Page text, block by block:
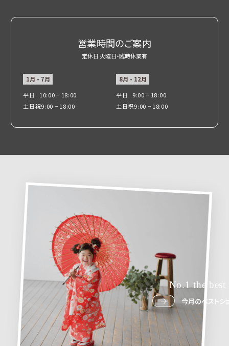
営業時間のご案内
定休日 火曜日・臨時休業有
1月 - 7月
平日
10:00 − 18:00
土日祝9:00 − 18:00
8月 - 12月
平日
9:00 − 18:00
土日祝9:00 − 18:00
No.1 the best
今月のベストシ